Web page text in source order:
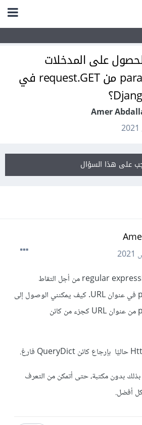
على المدخلات
parameters من request.GET في
على هذا السؤال
أقوم حاليًا بتعريف regular expressions من أجل التقاط
المدخلات parameters في عنوان URL. كيف يمكنني الوصول إلى
المدخلات parameters من عنوان URL كجزء من كائن
بذلك بدون مكتبة، حتى أتمكن من التعرف